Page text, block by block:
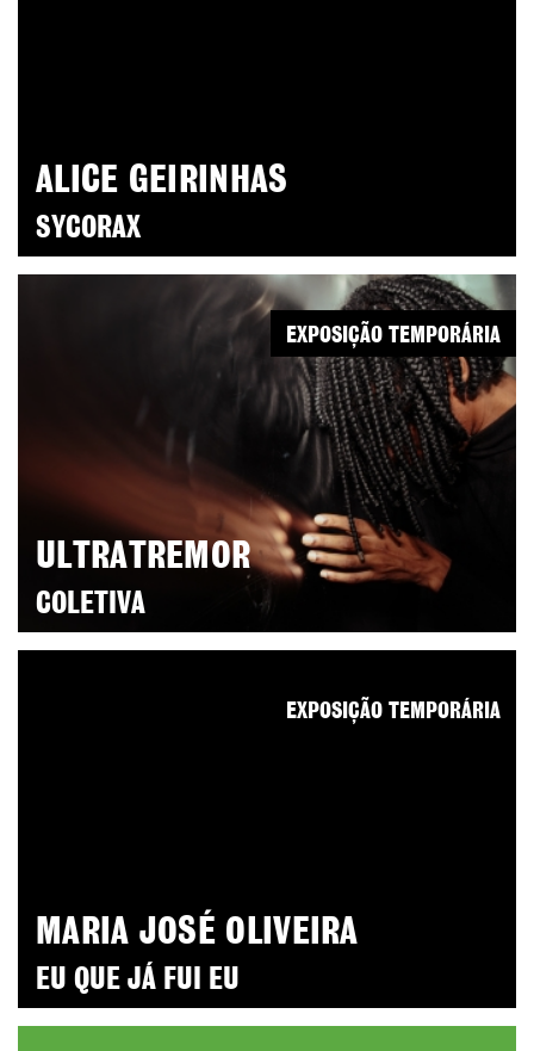
ALICE GEIRINHAS
SYCORAX
ULTRATREMOR
COLETIVA
EXPOSIÇÃO TEMPORÁRIA
MARIA JOSÉ OLIVEIRA
EU QUE JÁ FUI EU
EXPOSIÇÃO TEMPORÁRIA